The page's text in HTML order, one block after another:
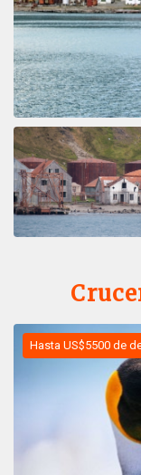
Hasta US$5500 de